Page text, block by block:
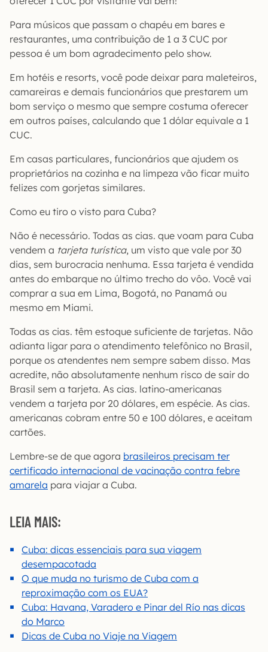
Para músicos que passam o chapéu em bares e
restaurantes, uma contribuição de 1 a 3 CUC por
pessoa é um bom agradecimento pelo show.
Em hotéis e resorts, você pode deixar para maleteiros,
camareiras e demais funcionários que prestarem um
bom serviço o mesmo que sempre costuma oferecer
em outros países, calculando que 1 dólar equivale a 1
CUC.
Em casas particulares, funcionários que ajudem os
proprietários na cozinha e na limpeza vão ficar muito
felizes com gorjetas similares.
Como eu tiro o visto para Cuba?
Não é necessário. Todas as cias. que voam para Cuba
vendem a tarjeta turística, um visto que vale por 30
dias, sem burocracia nenhuma. Essa tarjeta é vendida
antes do embarque no último trecho do vôo. Você vai
comprar a sua em Lima, Bogotá, no Panamá ou
mesmo em Miami.
Todas as cias. têm estoque suficiente de tarjetas. Não
adianta ligar para o atendimento telefônico no Brasil,
porque os atendentes nem sempre sabem disso. Mas
acredite, não absolutamente nenhum risco de sair do
Brasil sem a tarjeta. As cias. latino-americanas
vendem a tarjeta por 20 dólares, em espécie. As cias.
americanas cobram entre 50 e 100 dólares, e aceitam
cartões.
Lembre-se de que agora brasileiros precisam ter
certificado internacional de vacinação contra febre
amarela para viajar a Cuba.
LEIA MAIS:
Cuba: dicas essenciais para sua viagem
desempacotada
O que muda no turismo de Cuba com a
reproximação com os EUA?
Cuba: Havana, Varadero e Pinar del Río nas dicas
do Marco
Dicas de Cuba no Viaje na Viagem